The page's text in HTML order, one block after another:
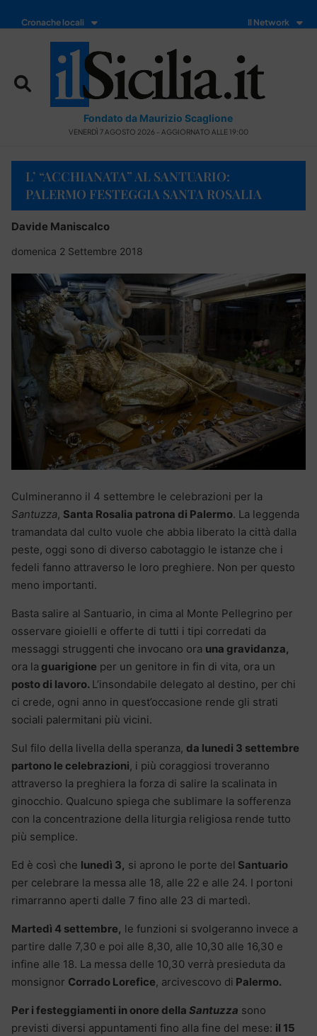
Cronache locali Il Network
Fondato da Maurizio Scaglione
VENERDÌ 7 AGOSTO 2026 - AGGIORNATO ALLE 19:00
L’ “ACCHIANATA” AL SANTUARIO:
PALERMO FESTEGGIA SANTA ROSALIA
Davide Maniscalco
domenica 2 Settembre 2018
Culmineranno il 4 settembre le celebrazioni per la
Santuzza, Santa Rosalia patrona di Palermo. La leggenda
tramandata dal culto vuole che abbia liberato la città dalla
peste, oggi sono di diverso cabotaggio le istanze che i
fedeli fanno attraverso le loro preghiere. Non per questo
meno importanti.
Basta salire al Santuario, in cima al Monte Pellegrino per
osservare gioielli e offerte di tutti i tipi corredati da
messaggi struggenti che invocano ora una gravidanza,
ora la guarigione per un genitore in fin di vita, ora un
posto di lavoro. L’insondabile delegato al destino, per chi
ci crede, ogni anno in quest’occasione rende gli strati
sociali palermitani più vicini.
Sul filo della livella della speranza, da lunedi 3 settembre
partono le celebrazioni, i più coraggiosi troveranno
attraverso la preghiera la forza di salire la scalinata in
ginocchio. Qualcuno spiega che sublimare la sofferenza
con la concentrazione della liturgia religiosa rende tutto
più semplice.
Ed è così che lunedì 3, si aprono le porte del Santuario
per celebrare la messa alle 18, alle 22 e alle 24. I portoni
rimarranno aperti dalle 7 fino alle 23 di martedì.
Martedì 4 settembre, le funzioni si svolgeranno invece a
partire dalle 7,30 e poi alle 8,30, alle 10,30 alle 16,30 e
infine alle 18. La messa delle 10,30 verrà presieduta da
monsignor Corrado Lorefice, arcivescovo di Palermo.
Per i festeggiamenti in onore della Santuzza sono
previsti diversi appuntamenti fino alla fine del mese: il 15